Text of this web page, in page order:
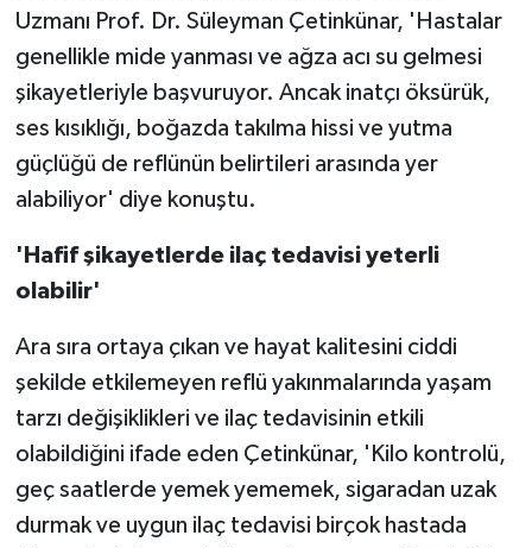
Uzmanı Prof. Dr. Süleyman Çetinkünar, 'Hastalar
genellikle mide yanması ve ağza acı su gelmesi
şikayetleriyle başvuruyor. Ancak inatçı öksürük,
ses kısıklığı, boğazda takılma hissi ve yutma
güçlüğü de reflünün belirtileri arasında yer
alabiliyor' diye konuştu.
'Hafif şikayetlerde ilaç tedavisi yeterli
olabilir'
Ara sıra ortaya çıkan ve hayat kalitesini ciddi
şekilde etkilemeyen reflü yakınmalarında yaşam
tarzı değişiklikleri ve ilaç tedavisinin etkili
olabildiğini ifade eden Çetinkünar, 'Kilo kontrolü,
geç saatlerde yemek yememek, sigaradan uzak
durmak ve uygun ilaç tedavisi birçok hastada